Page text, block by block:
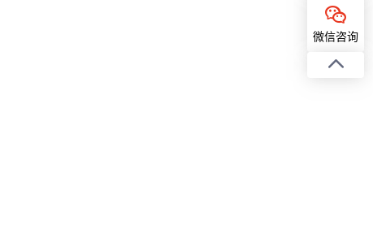
微信咨询